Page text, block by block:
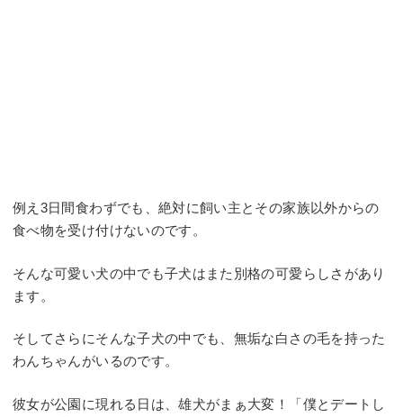
例え3日間食わずでも、絶対に飼い主とその家族以外からの
食べ物を受け付けないのです。
そんな可愛い犬の中でも子犬はまた別格の可愛らしさがあり
ます。
そしてさらにそんな子犬の中でも、無垢な白さの毛を持った
わんちゃんがいるのです。
彼女が公園に現れる日は、雄犬がまぁ大変！「僕とデートし